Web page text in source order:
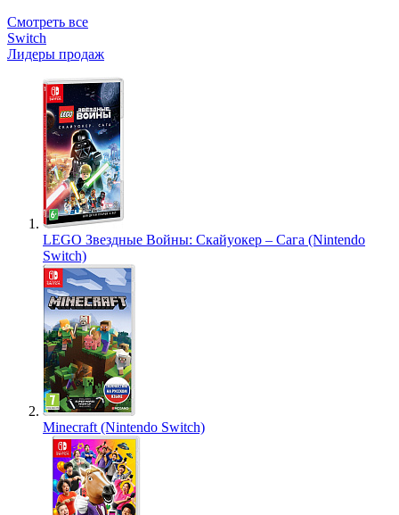
Смотреть все
Switch
Лидеры продаж
LEGO Звездные Войны: Скайуокер – Сага (Nintendo
Switch)
Minecraft (Nintendo Switch)